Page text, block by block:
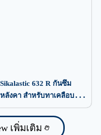
Sikalastic 632 R กันซึม
หลังคา สำหรับทาเคลือบ
ป้องกันน้ำรั่วซึม
เพิ่มเติม